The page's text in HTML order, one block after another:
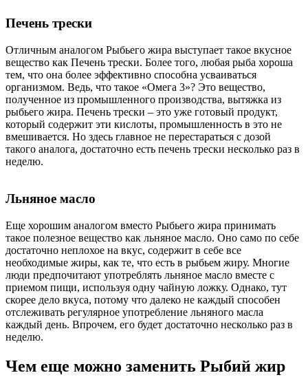
Печень трески
Отличным аналогом Рыбьего жира выступает такое вкусное
вещество как Печень трески. Более того, любая рыба хороша
тем, что она более эффективно способна усваиваться
организмом. Ведь, что такое «Омега 3»? Это вещество,
полученное из промышленного производства, вытяжка из
рыбьего жира. Печень трески – это уже готовый продукт,
который содержит эти кислоты, промышленность в это не
вмешивается. Но здесь главное не перестараться с дозой
такого аналога, достаточно есть печень трески несколько раз в
неделю.
Льняное масло
Еще хорошим аналогом вместо Рыбьего жира принимать
такое полезное вещество как льняное масло. Оно само по себе
достаточно неплохое на вкус, содержит в себе все
необходимые жиры, как те, что есть в рыбьем жиру. Многие
люди предпочитают употреблять льняное масло вместе с
приемом пищи, используя одну чайную ложку. Однако, тут
скорее дело вкуса, потому что далеко не каждый способен
отслеживать регулярное употребление льняного масла
каждый день. Впрочем, его будет достаточно несколько раз в
неделю.
Чем еще можно заменить Рыбий жир